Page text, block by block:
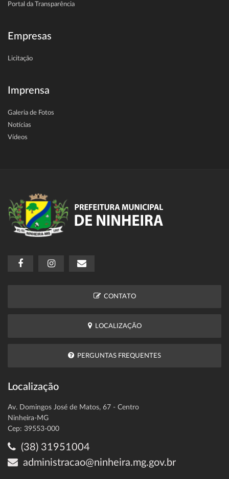
Portal da Transparência
Empresas
Licitação
Imprensa
Galeria de Fotos
Notícias
Vídeos
CONTATO
LOCALIZAÇÃO
PERGUNTAS FREQUENTES
Localização
Av. Domingos José de Matos, 67 - Centro
Ninheira-MG
Cep: 39553-000
(38) 31951004
administracao@ninheira.mg.gov.br